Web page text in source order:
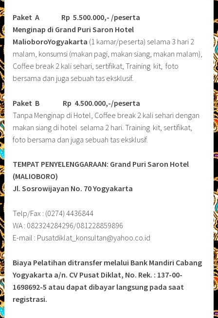
Paket A Rp 5.500.000,- /peserta
Menginap di Grand Puri Saron Hotel
MalioboroYogyakarta (1 kamar/peserta) selama 3 hari 2
malam, konsumsi (makan pagi, makan siang, makan malam),
Coffee break 2 kali sehari, sertifikat, Training kit, foto
bersama dan juga sebuah tas eksklusif.
Paket B
Rp 4.500.000,-/peserta
Tanpa Menginap di Hotel, Coffee break 2 kali sehari dengan
makan siang di hotel selama 2 hari. Training kit, sertifikat,
foto bersama dan juga sebuah tas eksklusif.
TEMPAT PENYELENGGARAAN: Grand Puri Saron Hotel
(MALIOBORO)
Jl. Sosrowijayan No. 70 Yogyakarta
Telp/Fax : (0274) 4436844
WA : 082324284296/081228859896
E-mail : Pusatdiklat_konsultan@yahoo.co.id
Biaya Pelatihan ditransfer melalui Bank Mandiri Cabang
Yogyakarta a/n. CV Pusat Diklat, No. Rek. : 137-00-
1698692-5 atau dapat dibayar langsung pada saat
registrasi.